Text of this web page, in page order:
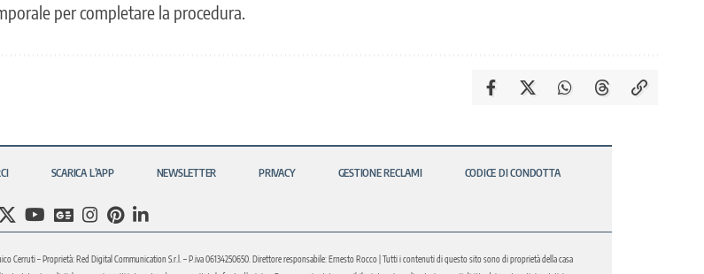
per completare la procedura.
SCARICA L’APP NEWSLETTER PRIVACY GESTIONE RECLAMI CODICE DI CONDOTTA
Cerruti – Proprietà: Red Digital Communication S.r.l. – P.iva 06134250650. Direttore responsabile: Ernesto Rocco | Tutti i contenuti di questo sito sono di proprietà della casa